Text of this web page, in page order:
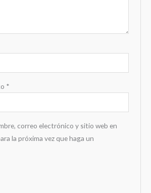
*
correo electrónico y sitio web en
la próxima vez que haga un